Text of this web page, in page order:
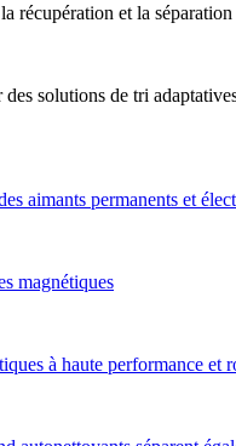
récupération et la
solutions de tri
aimants permanents et
magnétiques
à haute performance et